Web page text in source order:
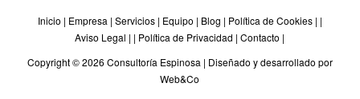
Inicio | Empresa | Servicios| Equipo | Blog | Política de Cookies| |
Aviso Legal | | Política de Privacidad |Contacto |
Copyright © 2026 Consultoría Espinosa | Diseñado y desarrollado por
Web&Co